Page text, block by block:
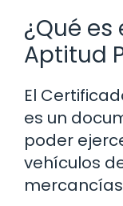
¿Qué
Aptitud
El
es un
poder
vehículos